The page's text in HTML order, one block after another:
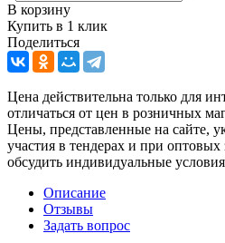
В корзину
Купить в 1 клик
Поделиться
Цена действительна только для
отличаться от цен в розничных
Цены, представленные на сайте,
участия в тендерах и при
обсудить индивидуальные
Описание
Отзывы
Задать вопрос